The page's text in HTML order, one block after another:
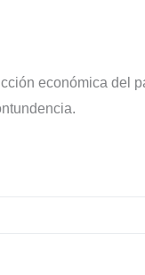
económica del